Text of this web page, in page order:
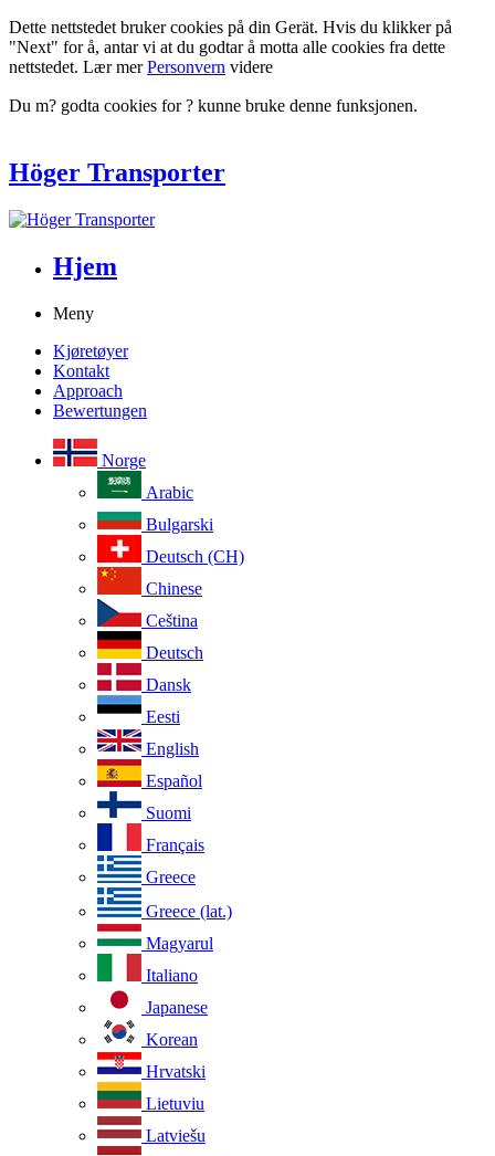
Dette nettstedet bruker cookies på din Gerät. Hvis du klikker på
"Next" for å, antar vi at du godtar å motta alle cookies fra dette
nettstedet. Lær merPersonvern videre
Du m? godta cookies for ? kunne bruke denne funksjonen.
Höger Transporter
Hjem
Meny
Kjøretøyer
Kontakt
Approach
Bewertungen
Norge
Arabic
Bulgarski
Deutsch (CH)
Chinese
Ceština
Deutsch
Dansk
Eesti
English
Español
Suomi
Français
Greece
Greece (lat.)
Magyarul
Italiano
Japanese
Korean
Hrvatski
Lietuviu
Latviešu